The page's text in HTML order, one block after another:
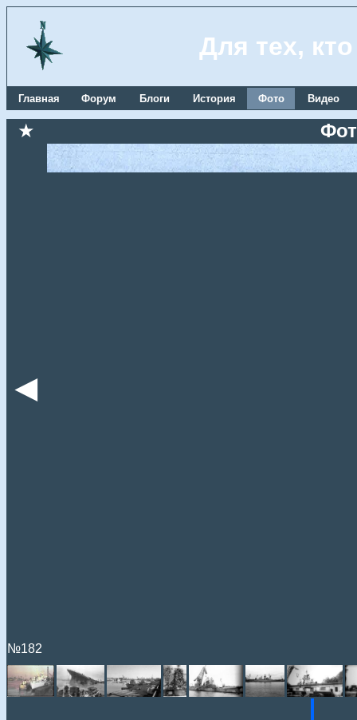
Для тех,
Главная Форум Блоги История Фото Видео
★
◄
№182